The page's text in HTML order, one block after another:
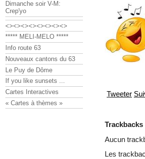
Tweeter
Trackbacks
Aucun
Les
Dimanche soir V-M:
Crep'yo
<><><><><><><><>
***** MELI-MELO *****
Info route 63
Nouveaux cantons du 63
Le Puy de Dôme
If you like sunsets ...
Cartes Interactives
« Cartes à thèmes »